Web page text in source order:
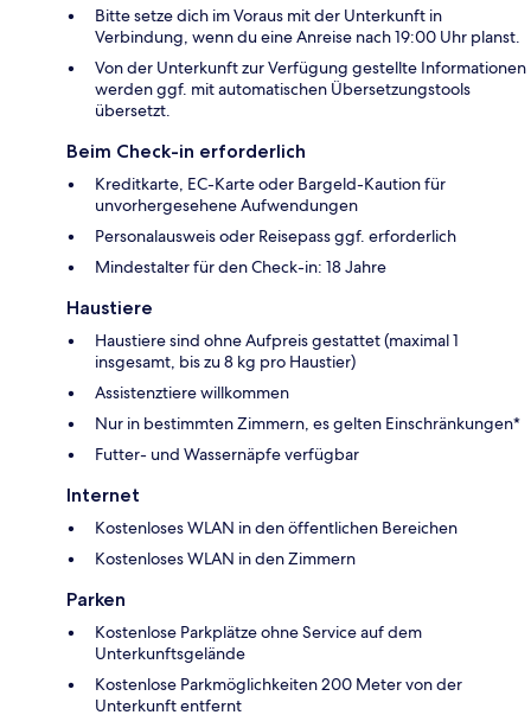
Bitte setze dich im Voraus mit der Unterkunft in
Verbindung, wenn du eine Anreise nach 19:00 Uhr planst.
Von der Unterkunft zur Verfügung gestellte Informationen
werden ggf. mit automatischen Übersetzungstools
übersetzt.
Beim Check-in erforderlich
Kreditkarte, EC-Karte oder Bargeld-Kaution für
unvorhergesehene Aufwendungen
Personalausweis oder Reisepass ggf. erforderlich
Mindestalter für den Check-in: 18 Jahre
Haustiere
Haustiere sind ohne Aufpreis gestattet (maximal 1
insgesamt, bis zu 8 kg pro Haustier)
Assistenztiere willkommen
Nur in bestimmten Zimmern, es gelten Einschränkungen*
Futter- und Wassernäpfe verfügbar
Internet
Kostenloses WLAN in den öffentlichen Bereichen
Kostenloses WLAN in den Zimmern
Parken
Kostenlose Parkplätze ohne Service auf dem
Unterkunftsgelände
Kostenlose Parkmöglichkeiten 200 Meter von der
Unterkunft entfernt